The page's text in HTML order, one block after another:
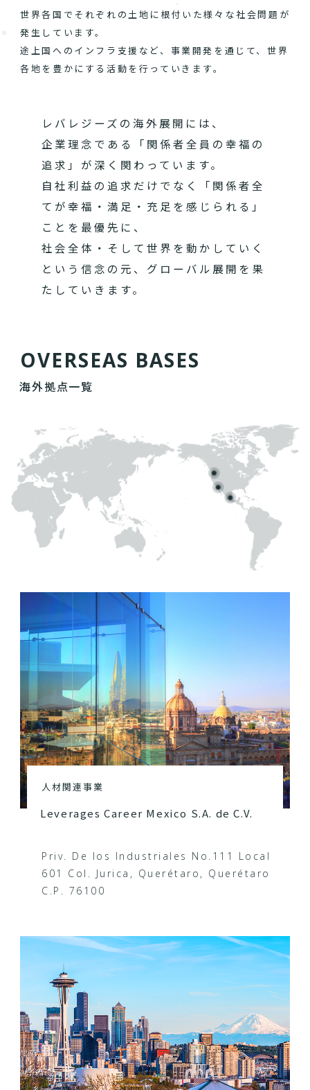
世界各国でそれぞれの土地に根付いた様々な社会問題が
発生しています。
途上国へのインフラ支援など、事業開発を通じて、世界
各地を豊かにする活動を行っていきます。
レバレジーズの海外展開には、
企業理念である「関係者全員の幸福の
追求」が深く関わっています。
自社利益の追求だけでなく「関係者全
てが幸福・満足・充足を感じられる」
ことを最優先に、
社会全体・そして世界を動かしていく
という信念の元、グローバル展開を果
たしていきます。
OVERSEAS BASES
海外拠点一覧
人材関連事業
Leverages Career Mexico S.A. de C.V.
Priv. De los Industriales No.111 Local
601 Col. Jurica, Querétaro, Querétaro
C.P. 76100